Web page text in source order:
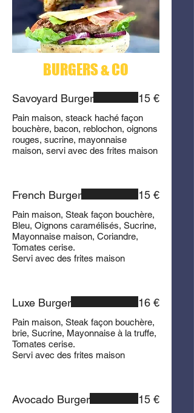
BURGERS & CO
Savoyard Burger
Pain maison, steack haché façon
bouchère, bacon, reblochon, oignons
rouges, sucrine, mayonnaise
maison, servi avec des frites maison
15 €
French Burger
Pain maison, Steak façon bouchère,
Bleu, Oignons caramélisés, Sucrine,
Mayonnaise maison, Coriandre,
Tomates cerise.
Servi avec des frites maison
15 €
Luxe Burger
Pain maison, Steak façon bouchère,
brie, Sucrine, Mayonnaise à la truffe,
Tomates cerise.
Servi avec des frites maison
16 €
Avocado Burger 15 €